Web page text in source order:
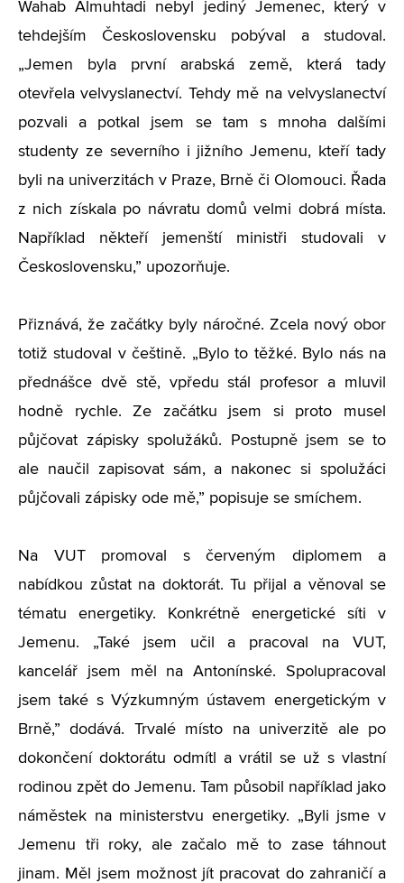
Wahab Almuhtadi nebyl jediný Jemenec, který v
tehdejším Československu pobýval a studoval.
„Jemen byla první arabská země, která tady
otevřela velvyslanectví. Tehdy mě na velvyslanectví
pozvali a potkal jsem se tam s mnoha dalšími
studenty ze severního i jižního Jemenu, kteří tady
byli na univerzitách v Praze, Brně či Olomouci. Řada
z nich získala po návratu domů velmi dobrá místa.
Například někteří jemenští ministři studovali v
Československu,” upozorňuje.
Přiznává, že začátky byly náročné. Zcela nový obor
totiž studoval v češtině. „Bylo to těžké. Bylo nás na
přednášce dvě stě, vpředu stál profesor a mluvil
hodně rychle. Ze začátku jsem si proto musel
půjčovat zápisky spolužáků. Postupně jsem se to
ale naučil zapisovat sám, a nakonec si spolužáci
půjčovali zápisky ode mě,” popisuje se smíchem.
Na VUT promoval s červeným diplomem a
nabídkou zůstat na doktorát. Tu přijal a věnoval se
tématu energetiky. Konkrétně energetické síti v
Jemenu. „Také jsem učil a pracoval na VUT,
kancelář jsem měl na Antonínské. Spolupracoval
jsem také s Výzkumným ústavem energetickým v
Brně,” dodává. Trvalé místo na univerzitě ale po
dokončení doktorátu odmítl a vrátil se už s vlastní
rodinou zpět do Jemenu. Tam působil například jako
náměstek na ministerstvu energetiky. „Byli jsme v
Jemenu tři roky, ale začalo mě to zase táhnout
jinam. Měl jsem možnost jít pracovat do zahraničí a